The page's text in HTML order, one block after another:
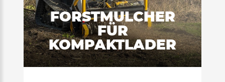
FORSTMULCHER
FÜR
KOMPAKTLADER